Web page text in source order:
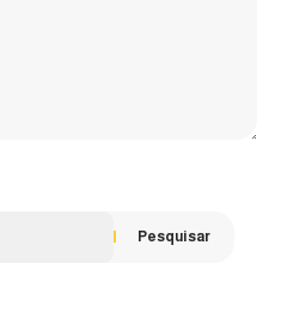
Pesquisar